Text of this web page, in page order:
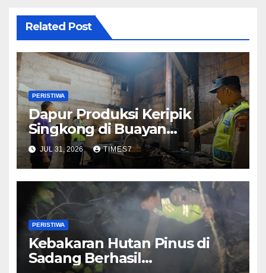
Related Post
PERISTIWA
Dapur Produksi Keripik
Singkong di Buayan
Kebakaran, Diduga Dipicu
Bara Api Sisa Tungku
JUL 31, 2026 TIMES7
PERISTIWA
Kebakaran Hutan Pinus di
Sadang Berhasil